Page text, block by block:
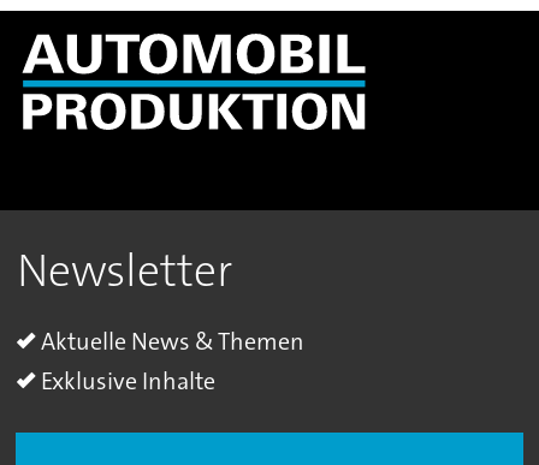
Newsletter
Aktuelle News & Themen
Exklusive Inhalte